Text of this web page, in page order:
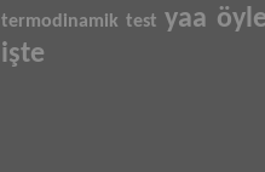
termodinamik test yaa öyle
işte